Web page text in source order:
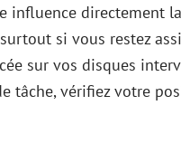
influence directement
si vous restez
sur vos disques
tâche, vérifiez votre